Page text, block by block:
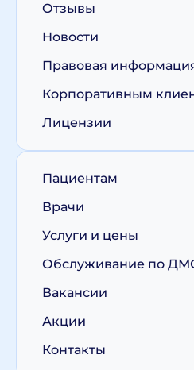
Отзывы
Новости
Правовая
Корпоративным
Лицензии
Пациентам
Врачи
Услуги и цены
Обслуживание по
Вакансии
Акции
Контакты